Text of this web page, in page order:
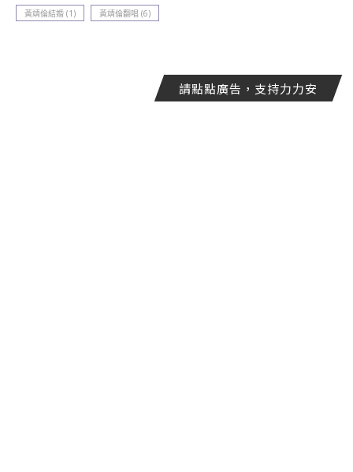
黃靖倫結婚 (1) 黃靖倫翻唱 (6)
請點點廣告，支持力力安